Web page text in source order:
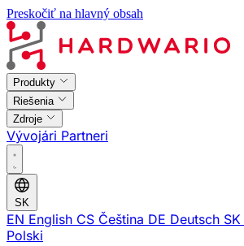
Preskočiť na hlavný obsah
Produkty
Riešenia
Zdroje
Vývojári Partneri
SK
EN English CS Čeština DE Deutsch SK
Polski